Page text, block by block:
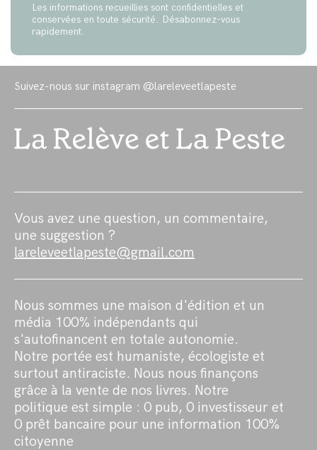
Les informations recueillies sont confidentielles et
conservées en toute sécurité. Désabonnez-vous
rapidement.
Suivez-nous sur instagram @lareleveetlapeste
Vous avez une question, un commentaire,
une suggestion ?
lareleveetlapeste@gmail.com
Nous sommes une maison d'édition et un
média 100% indépendants qui
s'autofinancent en totale autonomie.
Notre portée est humaniste, écologiste et
surtout antiraciste. Nous nous finançons
grâce à la vente de nos livres. Notre
politique est simple : 0 pub, 0 investisseur et
0 prêt bancaire pour une information 100%
citoyenne